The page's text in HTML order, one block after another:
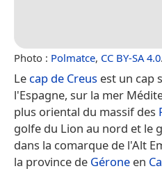
Photo : Polmatce, CC BY-SA 4.0.
Le cap de Creus est un cap
l'Espagne, sur la mer
plus oriental du massif des
golfe du Lion au nord et le
dans la comarque de l'Alt
la province de Gérone en